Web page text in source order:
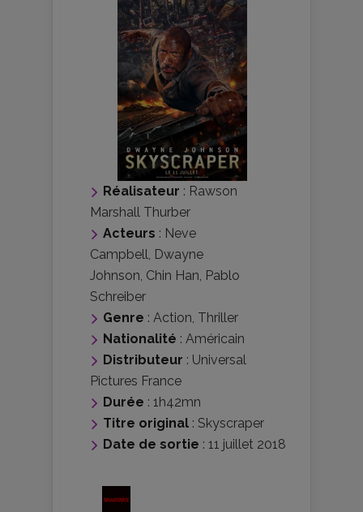
Réalisateur : Rawson
Marshall Thurber
Acteurs : Neve
Campbell, Dwayne
Johnson, Chin Han, Pablo
Schreiber
Genre : Action, Thriller
Nationalité : Américain
Distributeur : Universal
Pictures France
Durée : 1h42mn
Titre original : Skyscraper
Date de sortie : 11 juillet 2018